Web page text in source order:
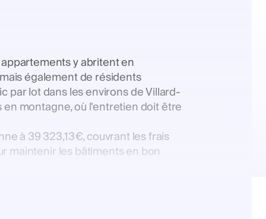
y abritent en
également de résidents
par lot dans les environs de Villard-
montagne, où l'entretien doit être
à 39 323,13€, couvrant les frais
maintenir les bâtiments en bon